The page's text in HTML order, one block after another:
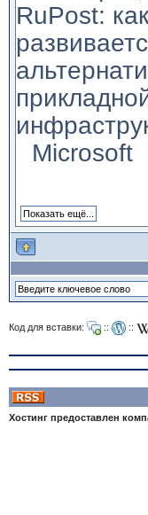
RuPost: как
развивается
прикладной
Microsoft
Код для вставки: :: ::
Хостинг предоставлен